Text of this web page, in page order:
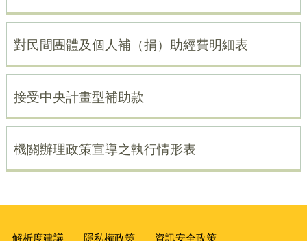
對民間團體及個人補（捐）助經費明細表
接受中央計畫型補助款
機關辦理政策宣導之執行情形表
解析度建議 隱私權政策 資訊安全政策